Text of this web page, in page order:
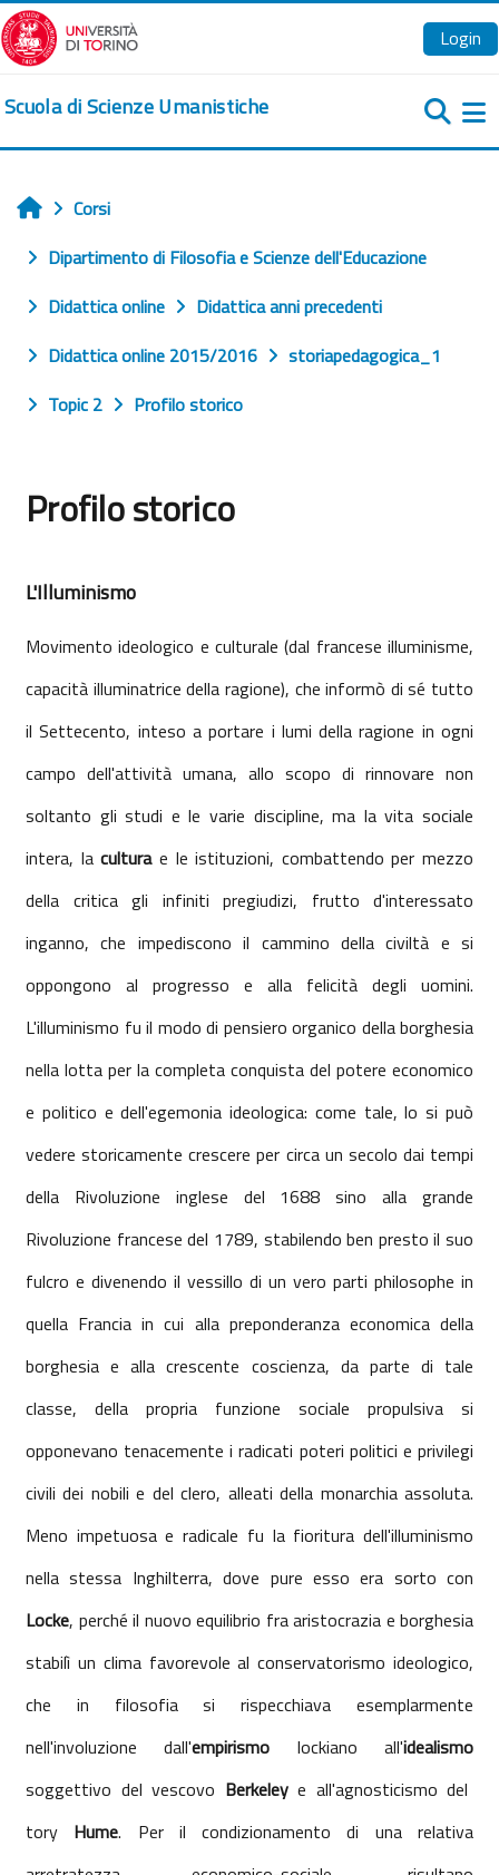
Vai al contenuto principale
Login
Scuola di Scienze Umanistiche
Home
Corsi
Dipartimento di Filosofia e Scienze dell'Educazione
Didattica online
Didattica anni precedenti
Didattica online 2015/2016
storiapedagogica_1
Topic 2
Profilo storico
Profilo storico
L'Illuminismo
Movimento ideologico e culturale (dal francese illuminisme,
capacità illuminatrice della ragione), che informò di sé tutto
il Settecento, inteso a portare i lumi della ragione in ogni
campo dell'attività umana, allo scopo di rinnovare non
soltanto gli studi e le varie discipline, ma la vita sociale
intera, laculturae le istituzioni, combattendo per mezzo
della critica gli infiniti pregiudizi, frutto d'interessato
inganno, che impediscono il cammino della civiltà e si
oppongono al progresso e alla felicità degli uomini.
L'illuminismo fu il modo di pensiero organico della borghesia
nella lotta per la completa conquista del potere economico
e politico e dell'egemonia ideologica: come tale, lo si può
vedere storicamente crescere per circa un secolo dai tempi
della Rivoluzione inglese del 1688 sino alla grande
Rivoluzione francese del 1789, stabilendo ben presto il suo
fulcro e divenendo il vessillo di un vero parti philosophe in
quella Francia in cui alla preponderanza economica della
borghesia e alla crescente coscienza, da parte di tale
classe, della propria funzione sociale propulsiva si
opponevano tenacemente i radicati poteri politici e privilegi
civili dei nobili e del clero, alleati della monarchia assoluta.
Meno impetuosa e radicale fu la fioritura dell'illuminismo
nella stessa Inghilterra, dove pure esso era sorto con
Locke, perché il nuovo equilibrio fra aristocrazia e borghesia
stabilì un clima favorevole al conservatorismo ideologico,
che in filosofia si rispecchiava esemplarmente
nell'involuzione dall'empirismo lockiano all'idealismo
soggettivo del vescovo Berkeleye all'agnosticismo del
tory Hume. Per il condizionamento di una relativa